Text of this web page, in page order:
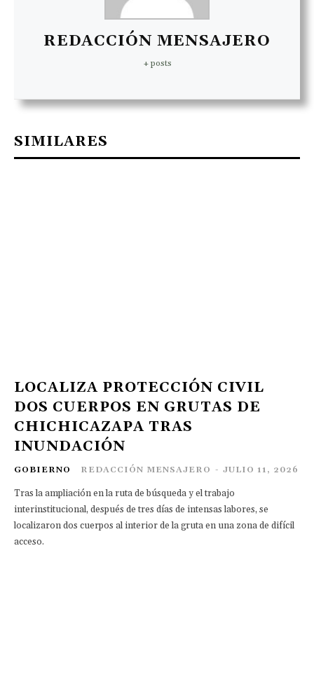
REDACCIÓN MENSAJERO
+ posts
SIMILARES
LOCALIZA PROTECCIÓN CIVIL
DOS CUERPOS EN GRUTAS DE
CHICHICAZAPA TRAS
INUNDACIÓN
GOBIERNO REDACCIÓN MENSAJERO - JULIO 11, 2026
Tras la ampliación en la ruta de búsqueda y el trabajo
interinstitucional, después de tres días de intensas labores, se
localizaron dos cuerpos al interior de la gruta en una zona de difícil
acceso.